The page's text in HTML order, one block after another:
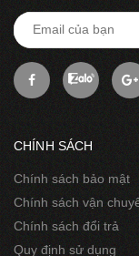
CHÍNH SÁCH
Chính sách bảo mật
Chính sách vận
Chính sách đổi trả
Quy định sử dụng